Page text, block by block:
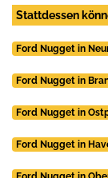
Stattdessen
Ford Nugget in
Ford Nugget in
Ford Nugget in
Ford Nugget in